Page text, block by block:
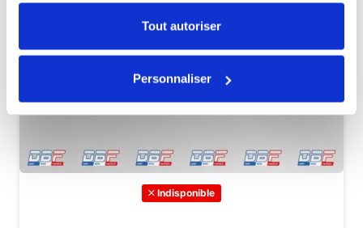
Tout autoriser
Personnaliser
Indisponible